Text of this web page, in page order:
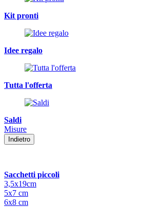
Kit pronti
Idee regalo
Tutta l'offerta
Saldi
Misure
Indietro
Sacchetti piccoli
3,5x19cm
5x7 cm
6x8 cm